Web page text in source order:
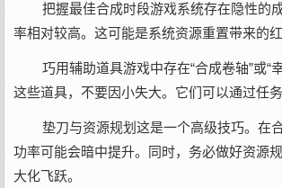
把握最佳合成时段游戏系统存在隐性的
率相对较高。这可能是系统资源重置带来的
巧用辅助道具游戏中存在“合成卷轴”或
这些道具，不要因小失大。它们可以通过任
垫刀与资源规划这是一个高级技巧。在
功率可能会暗中提升。同时，务必做好资源
大化飞跃。